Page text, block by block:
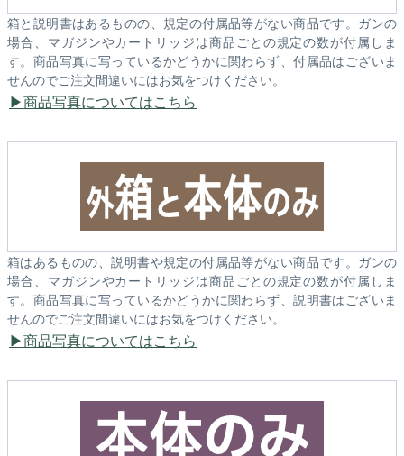
箱と説明書はあるものの、規定の付属品等がない商品です。ガンの
場合、マガジンやカートリッジは商品ごとの規定の数が付属しま
す。商品写真に写っているかどうかに関わらず、付属品はございま
せんのでご注文間違いにはお気をつけください。
商品写真についてはこちら
箱はあるものの、説明書や規定の付属品等がない商品です。ガンの
場合、マガジンやカートリッジは商品ごとの規定の数が付属しま
す。商品写真に写っているかどうかに関わらず、説明書はございま
せんのでご注文間違いにはお気をつけください。
商品写真についてはこちら